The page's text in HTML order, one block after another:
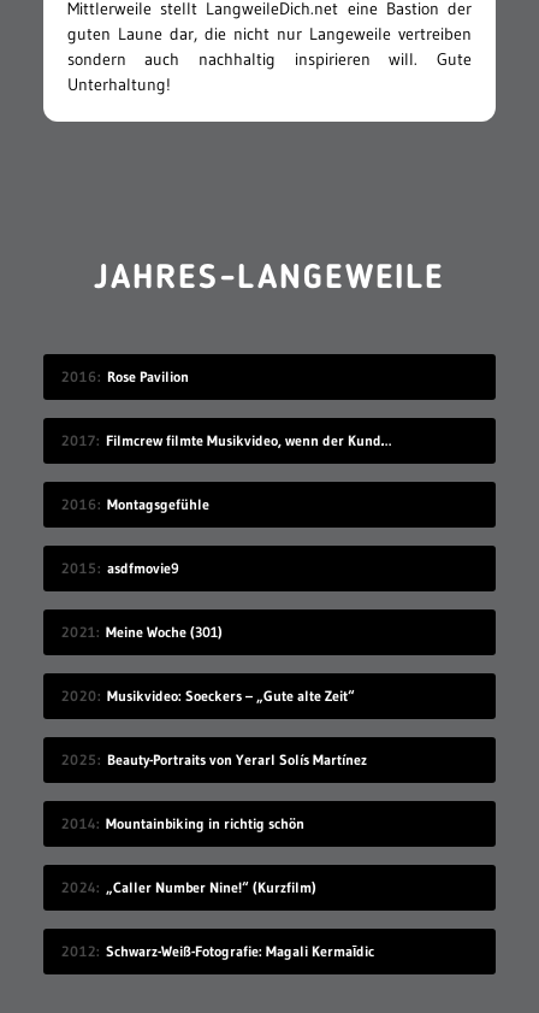
Mittlerweile stellt LangweileDich.net eine Bastion der
guten Laune dar, die nicht nur Langeweile vertreiben
sondern auch nachhaltig inspirieren will. Gute
Unterhaltung!
JAHRES-LANGEWEILE
2016 Rose Pavilion
2017 Filmcrew filmte Musikvideo, wenn der Kunde grad nicht hingeschaut hat
2016 Montagsgefühle
2015 asdfmovie9
2021 Meine Woche (301)
2020 Musikvideo: Soeckers – „Gute alte Zeit“
2025 Beauty-Portraits von Yerarl Solís Martínez
2014 Mountainbiking in richtig schön
2024 „Caller Number Nine!“ (Kurzfilm)
2012 Schwarz-Weiß-Fotografie: Magali Kermaīdic